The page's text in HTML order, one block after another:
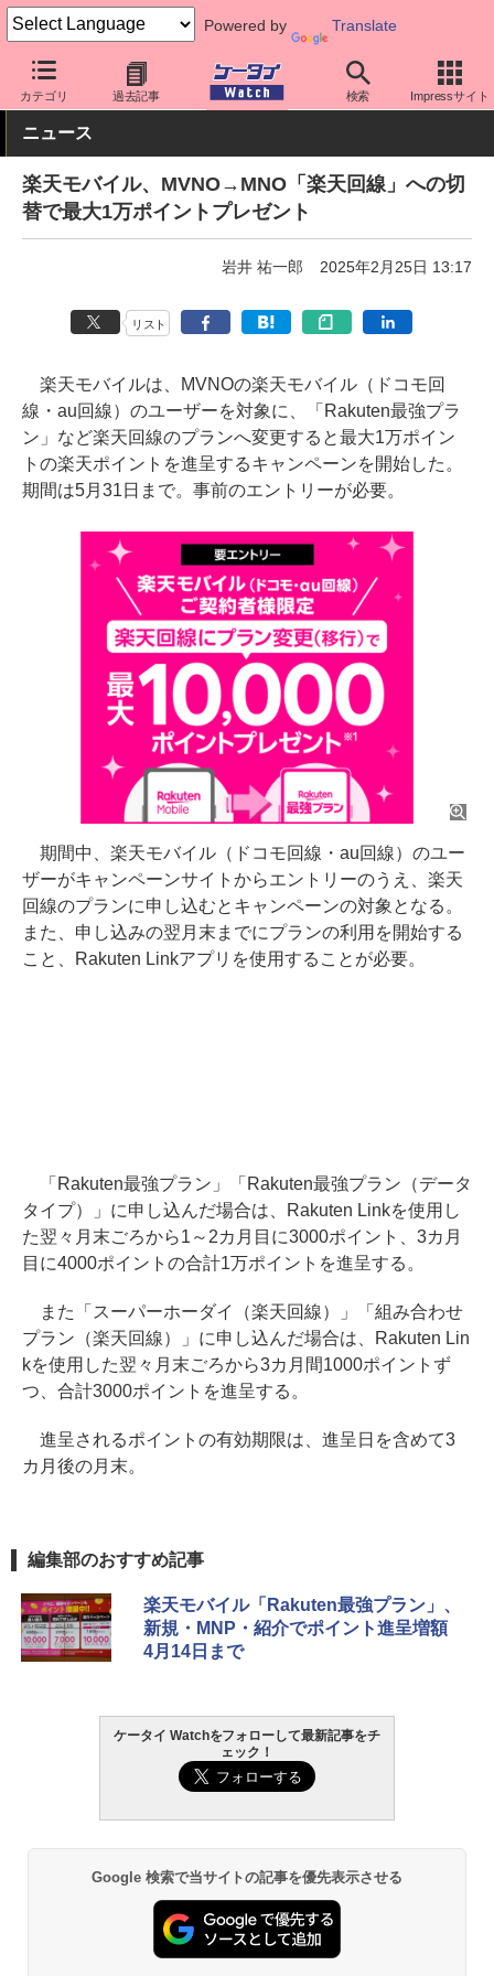
Powered by Translate
カテゴリ 過去記事 検索 Impressサイト
ケータイ Watch キャリア 楽天 料金プラン・割引
ニュース
楽天モバイル、MVNO→MNO「楽天回線」への切
替で最大1万ポイントプレゼント
岩井 祐一郎 2025年2月25日 13:17
リスト
楽天モバイルは、MVNOの楽天モバイル（ドコモ回
線・au回線）のユーザーを対象に、「Rakuten最強プラ
ン」など楽天回線のプランへ変更すると最大1万ポイン
トの楽天ポイントを進呈するキャンペーンを開始した。
期間は5月31日まで。事前のエントリーが必要。
期間中、楽天モバイル（ドコモ回線・au回線）のユー
ザーがキャンペーンサイトからエントリーのうえ、楽天
回線のプランに申し込むとキャンペーンの対象となる。
また、申し込みの翌月末までにプランの利用を開始する
こと、Rakuten Linkアプリを使用することが必要。
「Rakuten最強プラン」「Rakuten最強プラン（データ
タイプ）」に申し込んだ場合は、Rakuten Linkを使用し
た翌々月末ごろから1～2カ月目に3000ポイント、3カ月
目に4000ポイントの合計1万ポイントを進呈する。
また「スーパーホーダイ（楽天回線）」「組み合わせ
プラン（楽天回線）」に申し込んだ場合は、Rakuten Lin
kを使用した翌々月末ごろから3カ月間1000ポイントず
つ、合計3000ポイントを進呈する。
進呈されるポイントの有効期限は、進呈日を含めて3
カ月後の月末。
編集部のおすすめ記事
楽天モバイル「Rakuten最強プラン」、
新規・MNP・紹介でポイント進呈増額
4月14日まで
ケータイ Watchをフォローして最新記事をチ
ェック！
Google 検索で当サイトの記事を優先表示させる